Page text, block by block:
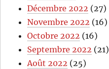
Décembre 2022 (27)
Novembre 2022 (16)
Octobre 2022 (16)
Septembre 2022 (21)
Août 2022 (25)